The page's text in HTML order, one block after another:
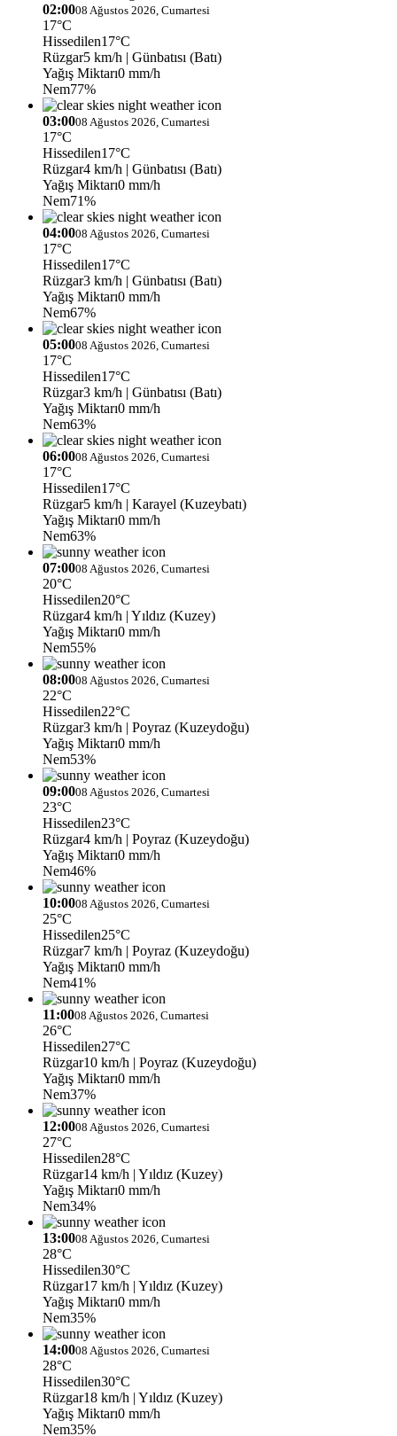
02:0008 Ağustos 2026, Cumartesi
17°C
Hissedilen17°C
Rüzgar5 km/h | Günbatısı (Batı)
Yağış Miktarı0 mm/h
Nem77%
03:0008 Ağustos 2026, Cumartesi
17°C
Hissedilen17°C
Rüzgar4 km/h | Günbatısı (Batı)
Yağış Miktarı0 mm/h
Nem71%
04:0008 Ağustos 2026, Cumartesi
17°C
Hissedilen17°C
Rüzgar3 km/h | Günbatısı (Batı)
Yağış Miktarı0 mm/h
Nem67%
05:0008 Ağustos 2026, Cumartesi
17°C
Hissedilen17°C
Rüzgar3 km/h | Günbatısı (Batı)
Yağış Miktarı0 mm/h
Nem63%
06:0008 Ağustos 2026, Cumartesi
17°C
Hissedilen17°C
Rüzgar5 km/h | Karayel (Kuzeybatı)
Yağış Miktarı0 mm/h
Nem63%
07:0008 Ağustos 2026, Cumartesi
20°C
Hissedilen20°C
Rüzgar4 km/h | Yıldız (Kuzey)
Yağış Miktarı0 mm/h
Nem55%
08:0008 Ağustos 2026, Cumartesi
22°C
Hissedilen22°C
Rüzgar3 km/h | Poyraz (Kuzeydoğu)
Yağış Miktarı0 mm/h
Nem53%
09:0008 Ağustos 2026, Cumartesi
23°C
Hissedilen23°C
Rüzgar4 km/h | Poyraz (Kuzeydoğu)
Yağış Miktarı0 mm/h
Nem46%
10:0008 Ağustos 2026, Cumartesi
25°C
Hissedilen25°C
Rüzgar7 km/h | Poyraz (Kuzeydoğu)
Yağış Miktarı0 mm/h
Nem41%
11:0008 Ağustos 2026, Cumartesi
26°C
Hissedilen27°C
Rüzgar10 km/h | Poyraz (Kuzeydoğu)
Yağış Miktarı0 mm/h
Nem37%
12:0008 Ağustos 2026, Cumartesi
27°C
Hissedilen28°C
Rüzgar14 km/h | Yıldız (Kuzey)
Yağış Miktarı0 mm/h
Nem34%
13:0008 Ağustos 2026, Cumartesi
28°C
Hissedilen30°C
Rüzgar17 km/h | Yıldız (Kuzey)
Yağış Miktarı0 mm/h
Nem35%
14:0008 Ağustos 2026, Cumartesi
28°C
Hissedilen30°C
Rüzgar18 km/h | Yıldız (Kuzey)
Yağış Miktarı0 mm/h
Nem35%